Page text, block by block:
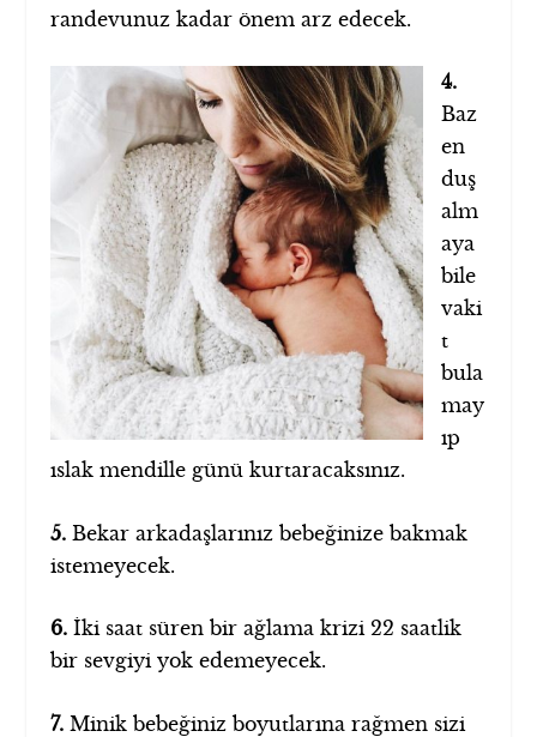
randevunuz kadar önem arz edecek.
4.
Baz
en
duş
alm
aya
bile
vaki
t
bula
may
ıp
ıslak mendille günü kurtaracaksınız.
5. Bekar arkadaşlarınız bebeğinize bakmak
istemeyecek.
6. İki saat süren bir ağlama krizi 22 saatlik
bir sevgiyi yok edemeyecek.
7. Minik bebeğiniz boyutlarına rağmen sizi